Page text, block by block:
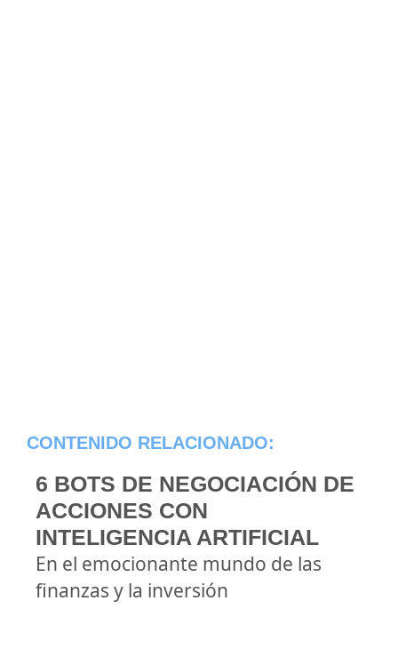
CONTENIDO RELACIONADO:
6 BOTS DE NEGOCIACIÓN DE
ACCIONES CON
INTELIGENCIA ARTIFICIAL
En el emocionante mundo de las
finanzas y la inversión